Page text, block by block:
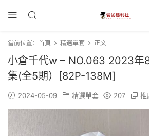
當前位置： 首頁 精選單套 正文
小倉千代w – NO.063 2023年
集(全5期）[82P-138M]
2024-05-09 精選單套 207 推